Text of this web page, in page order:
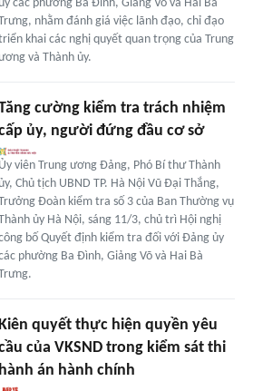
ủy các phường Ba Đình, Giảng Võ và Hai Bà
nhằm đánh giá việc lãnh đạo, chỉ đạo
khai các nghị quyết quan trọng của Trung
ương và Thành ủy.
cường kiểm tra trách nhiệm
ủy, người đứng đầu cơ sở
Ủy viên Trung ương Đảng, Phó Bí thư Thành
ủy, Chủ tịch UBND TP. Hà Nội Vũ Đại Thắng,
Đoàn kiểm tra số 3 của Ban Thường vụ
ủy Hà Nội, sáng 11/3, chủ trì Hội nghị
bố Quyết định kiểm tra đối với Đảng ủy
phường Ba Đình, Giảng Võ và Hai Bà
quyết thực hiện quyền yêu
của VKSND trong kiểm sát thi
hành án hành chính